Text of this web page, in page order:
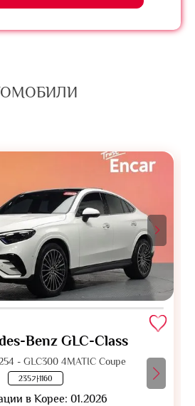
Benz GLC-Class
- GLC300 4MATIC Coupe
235가1160
в Корее: 01.2026